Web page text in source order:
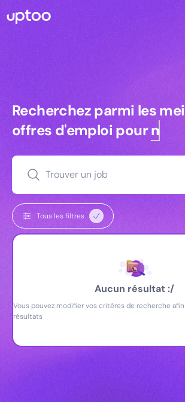
Recherchez parmi les
Recherchez parmi les
offres d'emploi pour
Trouver un job
Tous les filtres
Aucun résultat :/
Vous pouvez modifier vos critères de recherche
résultats